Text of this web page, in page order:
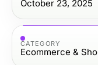
October 23, 2025
CATEGORY
Ecommerce &